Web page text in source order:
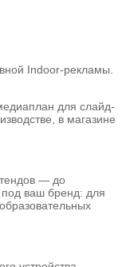
Indoor-рекламы.
для слайд-
в магазине
— до
ваш бренд: для